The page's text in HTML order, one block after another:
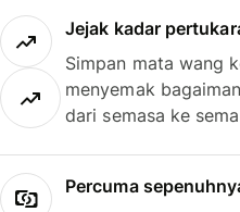
Jejak kadar
Simpan mata wang
menyemak
dari semasa ke
Percuma